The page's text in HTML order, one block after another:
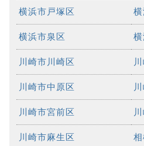
横浜市戸塚区
横浜市泉区
川崎市川崎区
川崎市中原区
川崎市宮前区
川崎市麻生区